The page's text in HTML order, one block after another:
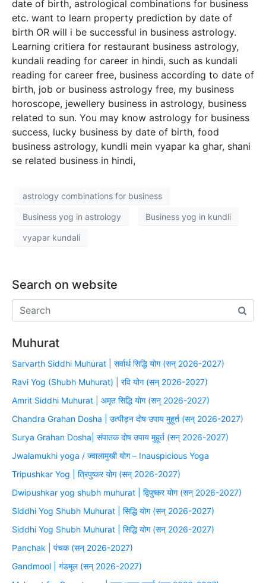
date of birth, astrological combinations for business
etc. want to learn property prediction by date of
birth OR will i be successful in business astrology.
Learning critiera for restaurant business astrology,
kundali reading for career in hindi, such as kundali
reading for career free, business according to date of
birth, job or business astrology free, my business
horoscope, jewellery business in astrology, business
related to sun. You may know astrology for business
success, lucky business by date of birth, food
business astrology, kundli mein vyapar ka ghar, shani
se related business in hindi,
astrology combinations for business
Business yog in astrology Business yog in kundli
vyapar kundali
Search on website
Muhurat
Sarvarth Siddhi Muhurat | सर्वार्थ सिद्धि योग (सन् 2026-2027)
Ravi Yog (Shubh Muhurat) | रवि योग (सन् 2026-2027)
Amrit Siddhi Muhurat | अमृत सिद्धि योग (सन् 2026-2027)
Chandra Grahan Dosha | उत्पीड़न दोष उपाय मुहूर्त (सन् 2026-2027)
Surya Grahan Dosha| संपातक दोष उपाय मुहूर्त (सन् 2026-2027)
Jwalamukhi yoga / ज्वालामुखी योग – Inauspicious Yoga
Tripushkar Yog | त्रिपुष्कर योग (सन् 2026-2027)
Dwipushkar yog shubh muhurat | द्विपुष्कर योग (सन् 2026-2027)
Siddhi Yog Shubh Muhurat | सिद्धि योग (सन् 2026-2027)
Siddhi Yog Shubh Muhurat | सिद्धि योग (सन् 2026-2027)
Panchak | पंचक (सन् 2026-2027)
Gandmool | गंडमूल (सन् 2026-2027)